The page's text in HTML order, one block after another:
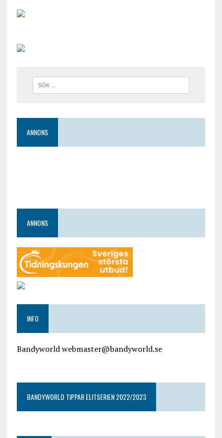
ANNONS
ANNONS
INFO
Bandyworld webmaster@bandyworld.se
BANDYWORLD TIPPAR ELITSERIEN 2022/2023